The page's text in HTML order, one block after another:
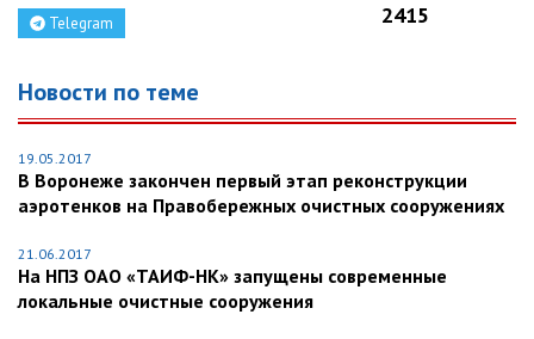
Telegram
2415
Новости по теме
19.05.2017
В Воронеже закончен первый этап реконструкции
аэротенков на Правобережных очистных сооружениях
21.06.2017
На НПЗ ОАО «ТАИФ-НК» запущены современные
локальные очистные сооружения